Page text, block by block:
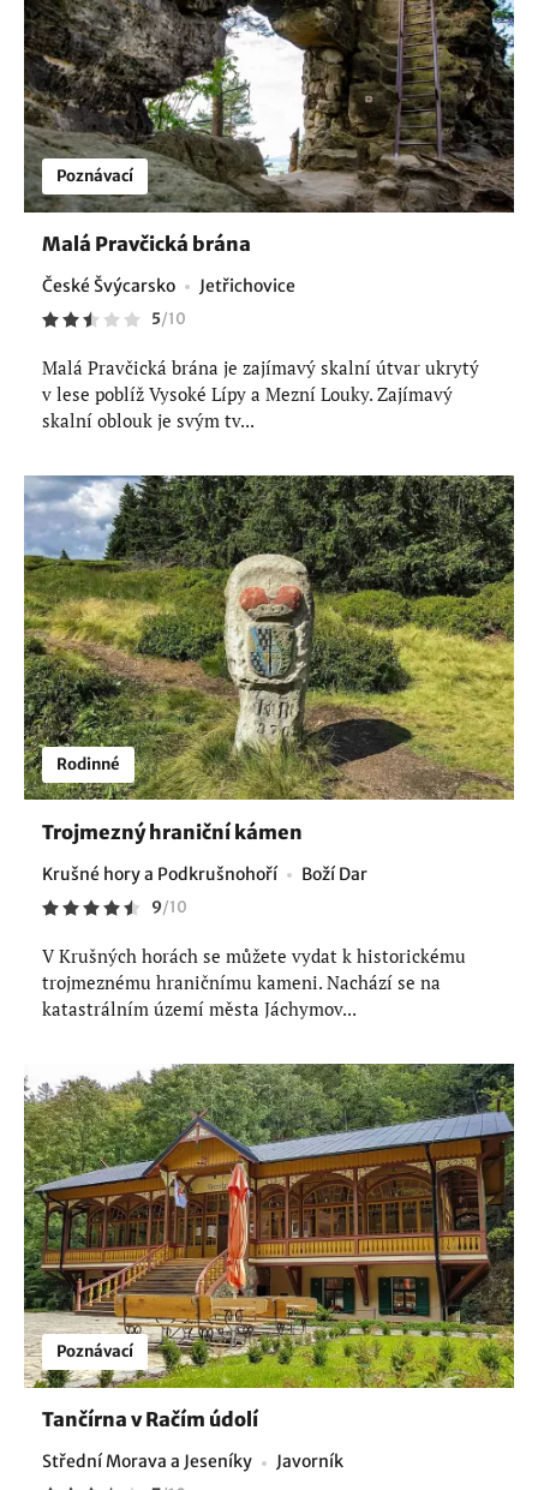
Poznávací
Malá Pravčická brána
České Švýcarsko Jetřichovice
5/10
Malá Pravčická brána je zajímavý skalní útvar ukrytý
v lese poblíž Vysoké Lípy a Mezní Louky. Zajímavý
skalní oblouk je svým tv...
Rodinné
Trojmezný hraniční kámen
Krušné hory a Podkrušnohoří Boží Dar
9/10
V Krušných horách se můžete vydat k historickému
trojmeznému hraničnímu kameni. Nachází se na
katastrálním území města Jáchymov...
Poznávací
Tančírna v Račím údolí
Střední Morava a Jeseníky Javorník